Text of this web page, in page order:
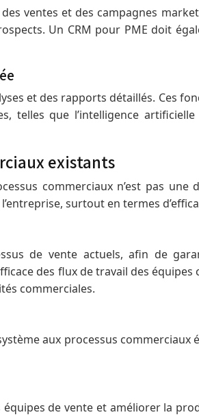
ventes et des campagnes
Un CRM pour PME doit
et des rapports détaillés. Ces
telles que l’intelligence
existants
commerciaux n’est pas
surtout en termes
de vente actuels, afin de
des flux de travail des
commerciales.
aux processus
de vente et améliorer la